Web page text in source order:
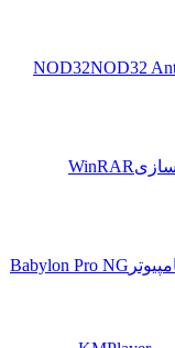
NOD32
سازیWinRAR
Babylon Pro NG